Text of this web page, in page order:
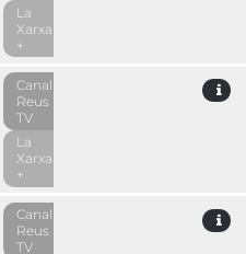
La
Xarxa
+
Canal
Reus
TV
La
Xarxa
+
Canal
Reus
TV